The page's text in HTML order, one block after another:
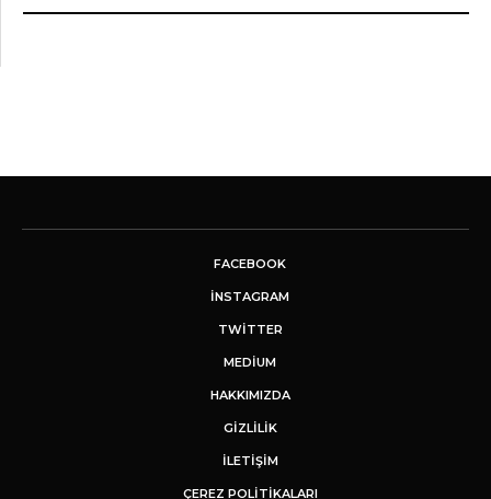
FACEBOOK
INSTAGRAM
TWITTER
MEDIUM
HAKKIMIZDA
GİZLİLİK
İLETIŞIM
ÇEREZ POLITIKALARI